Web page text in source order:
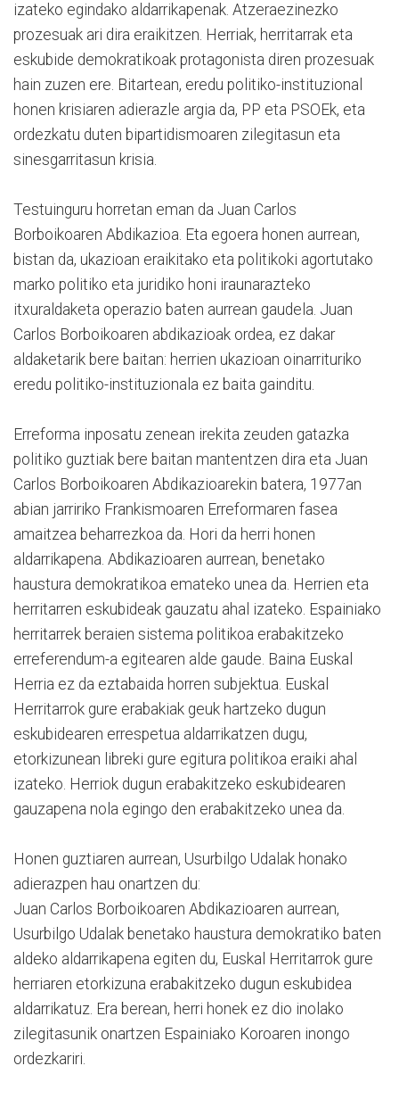
izateko egindako aldarrikapenak. Atzeraezinezko
prozesuak ari dira eraikitzen. Herriak, herritarrak eta
eskubide demokratikoak protagonista diren prozesuak
hain zuzen ere. Bitartean, eredu politiko-instituzional
honen krisiaren adierazle argia da, PP eta PSOEk, eta
ordezkatu duten bipartidismoaren zilegitasun eta
sinesgarritasun krisia.
Testuinguru horretan eman da Juan Carlos
Borboikoaren Abdikazioa. Eta egoera honen aurrean,
bistan da, ukazioan eraikitako eta politikoki agortutako
marko politiko eta juridiko honi iraunarazteko
itxuraldaketa operazio baten aurrean gaudela. Juan
Carlos Borboikoaren abdikazioak ordea, ez dakar
aldaketarik bere baitan: herrien ukazioan oinarrituriko
eredu politiko-instituzionala ez baita gainditu.
Erreforma inposatu zenean irekita zeuden gatazka
politiko guztiak bere baitan mantentzen dira eta Juan
Carlos Borboikoaren Abdikazioarekin batera, 1977an
abian jarririko Frankismoaren Erreformaren fasea
amaitzea beharrezkoa da. Hori da herri honen
aldarrikapena. Abdikazioaren aurrean, benetako
haustura demokratikoa emateko unea da. Herrien eta
herritarren eskubideak gauzatu ahal izateko. Espainiako
herritarrek beraien sistema politikoa erabakitzeko
erreferendum-a egitearen alde gaude. Baina Euskal
Herria ez da eztabaida horren subjektua. Euskal
Herritarrok gure erabakiak geuk hartzeko dugun
eskubidearen errespetua aldarrikatzen dugu,
etorkizunean libreki gure egitura politikoa eraiki ahal
izateko. Herriok dugun erabakitzeko eskubidearen
gauzapena nola egingo den erabakitzeko unea da.
Honen guztiaren aurrean, Usurbilgo Udalak honako
adierazpen hau onartzen du:
Juan Carlos Borboikoaren Abdikazioaren aurrean,
Usurbilgo Udalak benetako haustura demokratiko baten
aldeko aldarrikapena egiten du, Euskal Herritarrok gure
herriaren etorkizuna erabakitzeko dugun eskubidea
aldarrikatuz. Era berean, herri honek ez dio inolako
zilegitasunik onartzen Espainiako Koroaren inongo
ordezkariri.